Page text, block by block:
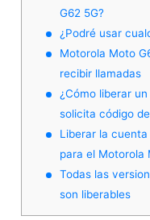
G62 5G?
¿Podré usar
Motorola Moto
recibir llamadas
¿Cómo liberar
solicita código
Liberar la
para el Motorola
Todas las
son liberables